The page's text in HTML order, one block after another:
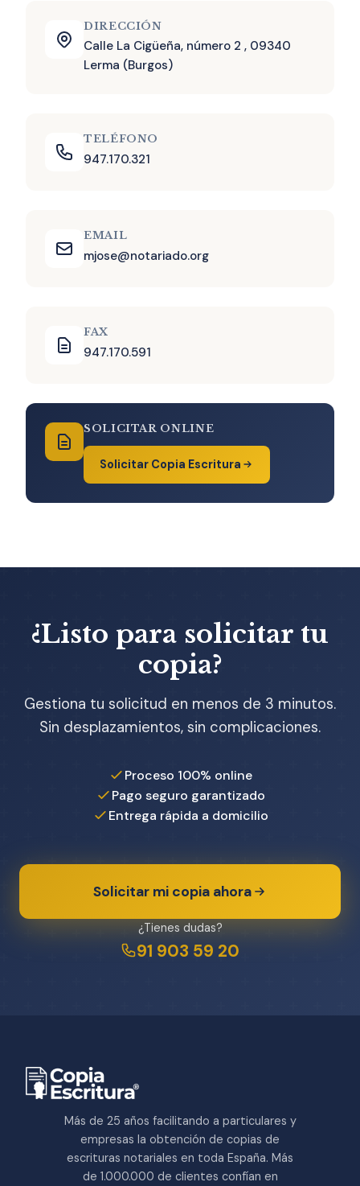
DIRECCIÓN
Calle La Cigüeña, número 2 , 09340
Lerma (Burgos)
TELÉFONO
947.170.321
EMAIL
mjose@notariado.org
FAX
947.170.591
SOLICITAR ONLINE
Solicitar Copia Escritura
¿Listo para solicitar tu
copia?
Gestiona tu solicitud en menos de 3 minutos.
Sin desplazamientos, sin complicaciones.
Proceso 100% online
Pago seguro garantizado
Entrega rápida a domicilio
Solicitar mi copia ahora
¿Tienes dudas?
91 903 59 20
Más de 25 años facilitando a particulares y
empresas la obtención de copias de
escrituras notariales en toda España. Más
de 1.000.000 de clientes confían en